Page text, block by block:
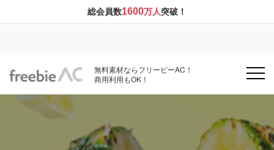
総会員数1600万人突破！
無料素材ならフリービーAC！
商用利用もOK！